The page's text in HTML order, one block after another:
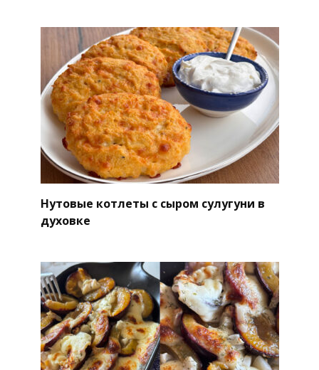
Нутовые котлеты с сыром сулугуни в
духовке